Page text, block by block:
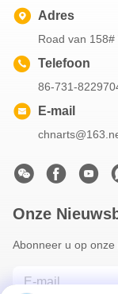
Adres
Road van
Telefoon
86-731-
E-mail
Onze
Abonneer u op